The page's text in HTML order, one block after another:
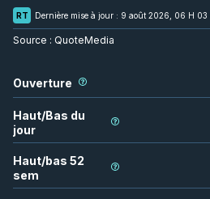
RT Dernière mise à jour : 9 août 2026, 06 H 03
Source : QuoteMedia
Ouverture
Haut/Bas du
jour
Haut/bas 52
sem